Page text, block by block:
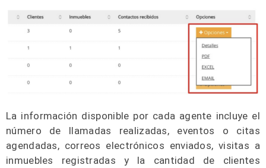
La información disponible por cada agente incluye el
número de llamadas realizadas, eventos o citas
agendadas, correos electrónicos enviados, visitas a
inmuebles registradas y la cantidad de clientes